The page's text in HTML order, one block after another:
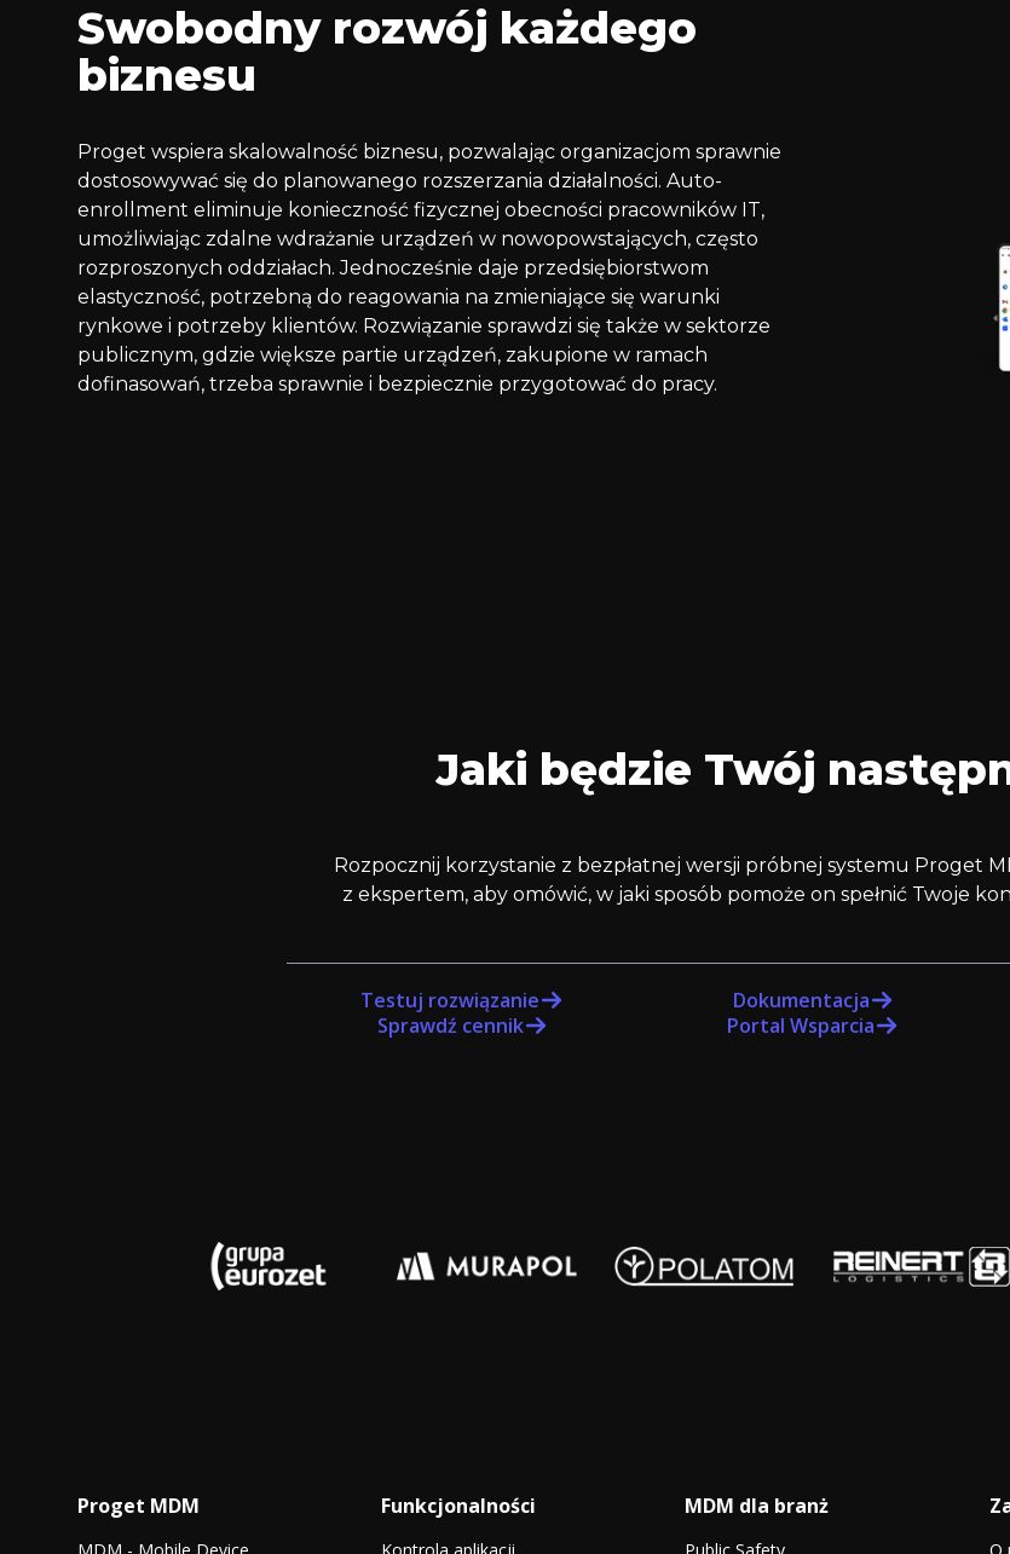
Swobodny rozwój każdego
biznesu
Proget wspiera skalowalność biznesu, pozwalając organizacjom sprawnie
dostosowywać się do planowanego rozszerzania działalności. Auto-
enrollment eliminuje konieczność fizycznej obecności pracowników IT,
umożliwiając zdalne wdrażanie urządzeń w nowopowstających, często
rozproszonych oddziałach. Jednocześnie daje przedsiębiorstwom
elastyczność, potrzebną do reagowania na zmieniające się warunki
rynkowe i potrzeby klientów. Rozwiązanie sprawdzi się także w sektorze
publicznym, gdzie większe partie urządzeń, zakupione w ramach
dofinasowań, trzeba sprawnie i bezpiecznie przygotować do pracy.
Jaki będzie Twój
Rozpocznij korzystanie z bezpłatnej wersji próbnej systemu Proget
z ekspertem, aby omówić, w jaki sposób pomoże on spełnić Twoje
Testuj rozwiązanie
Sprawdź cennik
Dokumentacja
Portal Wsparcia
Proget MDM
MDM - Mobile Device
Funkcjonalności
Kontrola aplikacji
MDM dla branż
Public Safety O